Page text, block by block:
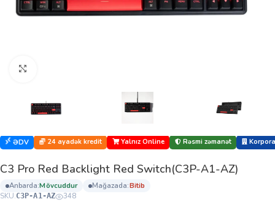
ƏDV 24 ayadək kredit Yalnız Online Rəsmi zəmanət
C3 Pro Red Backlight Red Switch(C3P-A1-AZ)
anbarda: mövcuddur mağazada:
bi̇ti̇b
SKU:C3P-A1-AZ 348